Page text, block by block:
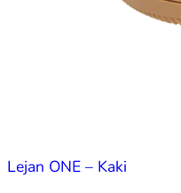
Lejan ONE – Kaki